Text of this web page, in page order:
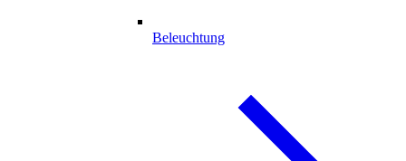
Beleuchtung